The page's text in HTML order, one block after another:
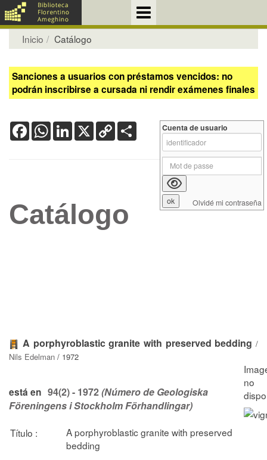
Inicio Catálogo
Sanciones a usuarios con préstamos vencidos: no
podrán inscribirse a cursada ni rendir exámenes finales
FacebookWhatsApp
LinkedIn
X Copy
Link
Catálogo
A porphyroblastic granite with preserved bedding /
Nils Edelman / 1972
está en 94(2) - 1972(Número de Geologiska
Föreningens i Stockholm Förhandlingar)
Título :
A porphyroblastic granite with preserved
bedding
Cuenta de usuario
Olvidé mi contraseña